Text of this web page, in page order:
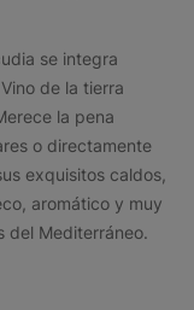
se integra
de la tierra
la pena
o directamente
exquisitos caldos,
aromático y muy
del Mediterráneo.